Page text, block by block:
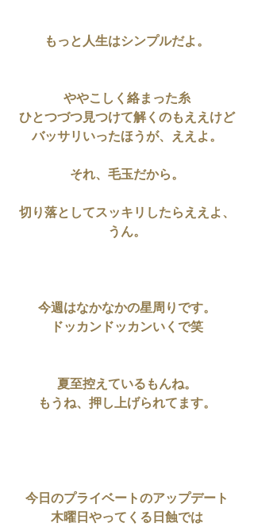
もっと人生はシンプルだよ。
ややこしく絡まった糸
ひとつづつ見つけて解くのもええけど
バッサリいったほうが、ええよ。
それ、毛玉だから。
切り落としてスッキリしたらええよ、
うん。
今週はなかなかの星周りです。
ドッカンドッカンいくで笑
夏至控えているもんね。
もうね、押し上げられてます。
今日のプライベートのアップデート
木曜日やってくる日蝕では